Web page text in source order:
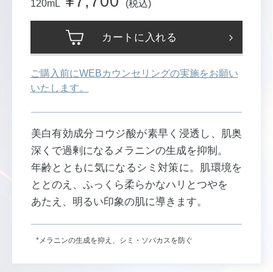
120mL (税込)
カートに入れる
ご購入前にWEBカウンセリングの実施をお願い
いたします。
美白有効成分コウジ酸が素早く浸透し、肌奥
深くで過剰になるメラニンの生成を抑制。
年齢とともに気になるシミ対策に。肌環境を
ととのえ、ふっくら柔らかなハリとつやを
あたえ、明るい印象の肌に導きます。
*メラニンの生成を抑え、シミ・ソバカスを防ぐ